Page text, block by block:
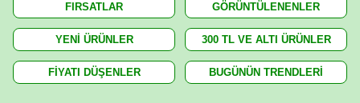
FIRSATLAR
GÖRÜNTÜLENENLER
YENİ ÜRÜNLER 300 TL VE ALTI ÜRÜNLER
FİYATI DÜŞENLER BUGÜNÜN TRENDLERİ